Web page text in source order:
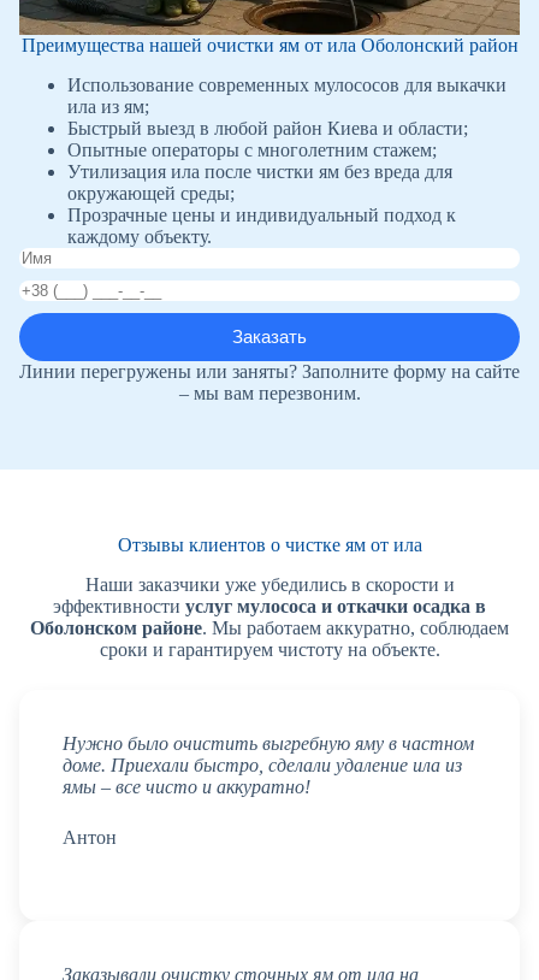
Преимущества нашей очистки ям от ила Оболонский район
Использование современных мулососов для выкачки
ила из ям;
Быстрый выезд в любой район Киева и области;
Опытные операторы с многолетним стажем;
Утилизация ила после чистки ям без вреда для
окружающей среды;
Прозрачные цены и индивидуальный подход к
каждому объекту.
Линии перегружены или заняты? Заполните форму на сайте
– мы вам перезвоним.
Отзывы клиентов о чистке ям от ила
Наши заказчики уже убедились в скорости и
эффективности услуг мулососа и откачки осадка в
Оболонском районе. Мы работаем аккуратно, соблюдаем
сроки и гарантируем чистоту на объекте.
Нужно было очистить выгребную яму в частном
доме. Приехали быстро, сделали удаление ила из
ямы – все чисто и аккуратно!
Антон
Заказывали очистку сточных ям от ила на